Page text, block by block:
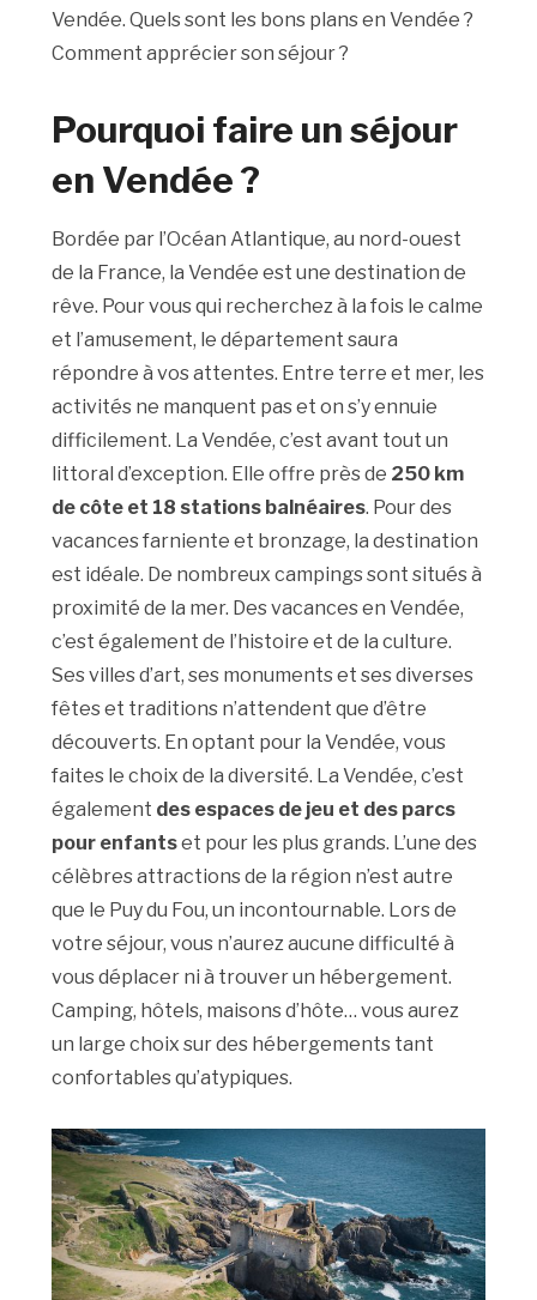
Vendée. Quels sont les bons plans en Vendée ?
Comment apprécier son séjour ?
Pourquoi faire un séjour
en Vendée ?
Bordée par l’Océan Atlantique, au nord-ouest
de la France, la Vendée est une destination de
rêve. Pour vous qui recherchez à la fois le calme
et l’amusement, le département saura
répondre à vos attentes. Entre terre et mer, les
activités ne manquent pas et on s’y ennuie
difficilement. La Vendée, c’est avant tout un
littoral d’exception. Elle offre près de 250 km
de côte et 18 stations balnéaires. Pour des
vacances farniente et bronzage, la destination
est idéale. De nombreux campings sont situés à
proximité de la mer. Des vacances en Vendée,
c’est également de l’histoire et de la culture.
Ses villes d’art, ses monuments et ses diverses
fêtes et traditions n’attendent que d’être
découverts. En optant pour la Vendée, vous
faites le choix de la diversité. La Vendée, c’est
également des espaces de jeu et des parcs
pour enfantset pour les plus grands. L’une des
célèbres attractions de la région n’est autre
que le Puy du Fou, un incontournable. Lors de
votre séjour, vous n’aurez aucune difficulté à
vous déplacer ni à trouver un hébergement.
Camping, hôtels, maisons d’hôte… vous aurez
un large choix sur des hébergements tant
confortables qu’atypiques.